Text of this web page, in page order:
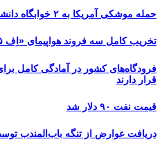
حمله موشکی آمریکا به ۲ خوابگاه دانشجویی در اهواز
تخریب کامل سه فروند هواپیمای «اِف ۳۵» آمریکا توسط سپاه
فرودگاه‌های کشور در آمادگی کامل
قرار دارند
قیمت نفت ۹۰ دلار شد
دریافت عوارض از تنگه باب‌المندب